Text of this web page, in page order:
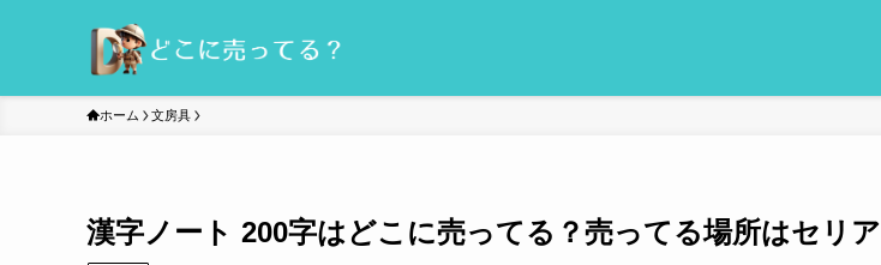
ホーム 文房具
漢字ノート 200字はどこに売ってる？売ってる場所はセリア